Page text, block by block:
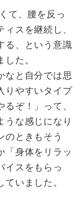
て、腰を反っ
スを継続し、
る、という意識
た。
なと自分では思
りやすいタイプ
ぞ！」って、
うな感じになり
のときもそう
「身体をリラッ
イスをもらっ
いました。